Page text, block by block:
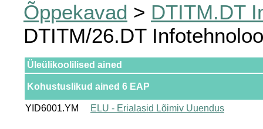
Õppekavad > DTITM.DT
DTITM/26.DT
Üleülikoolilised ained
Kohustuslikud ained 6 EAP
YID6001.YM ELU - Erialasid Lõimiv Uuendus